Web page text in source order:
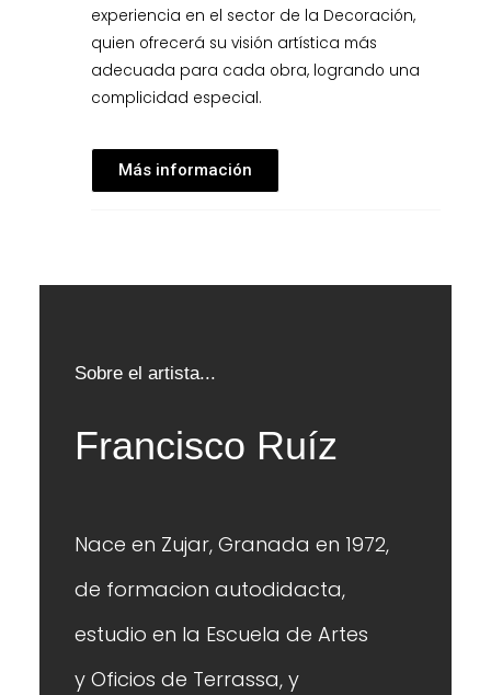
experiencia en el sector de la Decoración,
quien ofrecerá su visión artística más
adecuada para cada obra, logrando una
complicidad especial.
Más información
Sobre el artista...
Francisco Ruíz
Nace en Zujar, Granada en 1972,
de formacion autodidacta,
estudio en la Escuela de Artes
y Oficios de Terrassa, y